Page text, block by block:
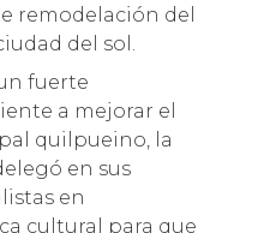
remodelación del
del sol.
fuerte
a mejorar el
quilpueino, la
en sus
en
cultural para que